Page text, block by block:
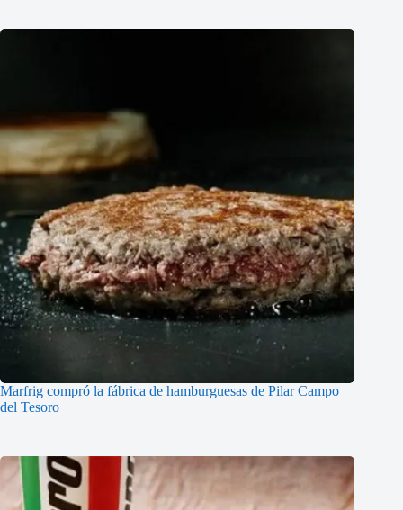
Marfrig compró la fábrica de hamburguesas de Pilar Campo
del Tesoro